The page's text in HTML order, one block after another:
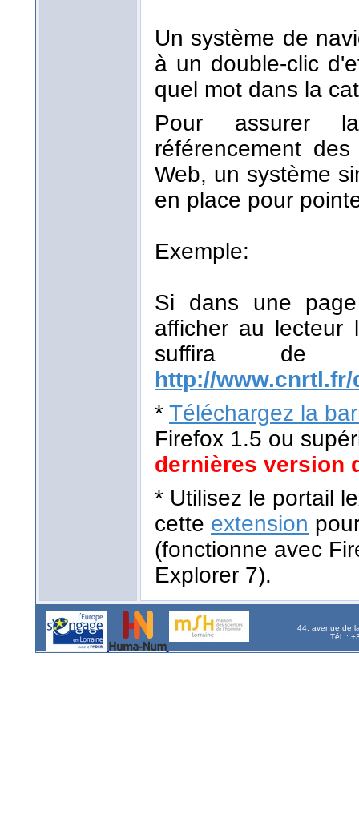
Un système de
à un double-clic
quel mot dans la
Pour assurer
référencement
Web, un système
en place pour
Exemple:
Si dans une
afficher au lecteur
suffira de
http://
* Téléchargez la
Firefox 1.5 ou
dernières version
* Utilisez le portail
cette extension
(fonctionne avec
Explorer 7).
44, avenue de
Tél. :